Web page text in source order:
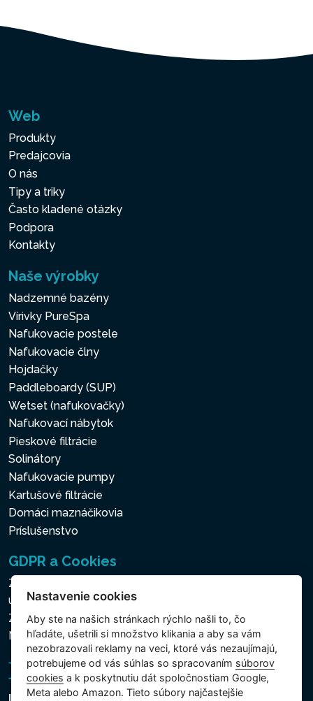
Web
Produkty
Predajcovia
O nás
Tipy a triky
Často kladené otázky
Podpora
Kontakty
Naše výrobky
Nadzemné bazény
Vírivky PureSpa
Nafukovacie postele
Nafukovacie člny
Hojdačky
Paddleboardy (SUP)
Wetset (nafukovačky)
Nafukovací nábytok
Pieskové filtrácie
Solinátory
Nafukovacie pumpy
Kartušové filtrácie
Domáci maznáčikovia
Príslušenstvo
GDPR a Cookies
Zásady ochrany osobných a ďalších spracovávaných
údajov
Zásady používania súborov cookies
Nastavenie cookies
Nastavenie cookies
Aby ste na našich stránkach rýchlo našli to, čo
hľadáte, ušetrili si množstvo klikania a aby sa vám
nezobrazovali reklamy na veci, ktoré vás nezaujímajú,
potrebujeme od vás súhlas so spracovaním súborov
cookies a k poskytnutiu dát spoločnostiam Google,
Meta alebo Amazon. Tieto súbory najčastejšie